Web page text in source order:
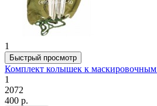
1
Быстрый просмотр
Комплект колышек к
1
2072
400 р.